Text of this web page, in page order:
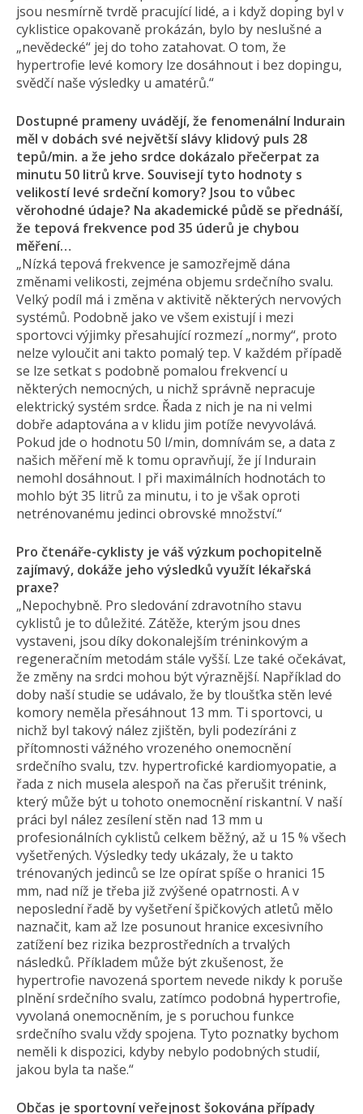
jsou nesmírně tvrdě pracující lidé, a i když doping byl v
cyklistice opakovaně prokázán, bylo by neslušné a
„nevědecké“ jej do toho zatahovat. O tom, že
hypertrofie levé komory lze dosáhnout i bez dopingu,
svědčí naše výsledky u amatérů.“
Dostupné prameny uvádějí, že fenomenální Indurain
měl v dobách své největší slávy klidový puls 28
tepů/min. a že jeho srdce dokázalo přečerpat za
minutu 50 litrů krve. Souvisejí tyto hodnoty s
velikostí levé srdeční komory? Jsou to vůbec
věrohodné údaje? Na akademické půdě se přednáší,
že tepová frekvence pod 35 úderů je chybou
měření…
„Nízká tepová frekvence je samozřejmě dána
změnami velikosti, zejména objemu srdečního svalu.
Velký podíl má i změna v aktivitě některých nervových
systémů. Podobně jako ve všem existují i mezi
sportovci výjimky přesahující rozmezí „normy“, proto
nelze vyloučit ani takto pomalý tep. V každém případě
se lze setkat s podobně pomalou frekvencí u
některých nemocných, u nichž správně nepracuje
elektrický systém srdce. Řada z nich je na ni velmi
dobře adaptována a v klidu jim potíže nevyvolává.
Pokud jde o hodnotu 50 l/min, domnívám se, a data z
našich měření mě k tomu opravňují, že jí Indurain
nemohl dosáhnout. I při maximálních hodnotách to
mohlo být 35 litrů za minutu, i to je však oproti
netrénovanému jedinci obrovské množství.“
Pro čtenáře-cyklisty je váš výzkum pochopitelně
zajímavý, dokáže jeho výsledků využít lékařská
praxe?
„Nepochybně. Pro sledování zdravotního stavu
cyklistů je to důležité. Zátěže, kterým jsou dnes
vystaveni, jsou díky dokonalejším tréninkovým a
regeneračním metodám stále vyšší. Lze také očekávat,
že změny na srdci mohou být výraznější. Například do
doby naší studie se udávalo, že by tloušťka stěn levé
komory neměla přesáhnout 13 mm. Ti sportovci, u
nichž byl takový nález zjištěn, byli podezíráni z
přítomnosti vážného vrozeného onemocnění
srdečního svalu, tzv. hypertrofické kardiomyopatie, a
řada z nich musela alespoň na čas přerušit trénink,
který může být u tohoto onemocnění riskantní. V naší
práci byl nález zesílení stěn nad 13 mm u
profesionálních cyklistů celkem běžný, až u 15 % všech
vyšetřených. Výsledky tedy ukázaly, že u takto
trénovaných jedinců se lze opírat spíše o hranici 15
mm, nad níž je třeba již zvýšené opatrnosti. A v
neposlední řadě by vyšetření špičkových atletů mělo
naznačit, kam až lze posunout hranice excesivního
zatížení bez rizika bezprostředních a trvalých
následků. Příkladem může být zkušenost, že
hypertrofie navozená sportem nevede nikdy k poruše
plnění srdečního svalu, zatímco podobná hypertrofie,
vyvolaná onemocněním, je s poruchou funkce
srdečního svalu vždy spojena. Tyto poznatky bychom
neměli k dispozici, kdyby nebylo podobných studií,
jakou byla ta naše.“
Občas je sportovní veřejnost šokována případy